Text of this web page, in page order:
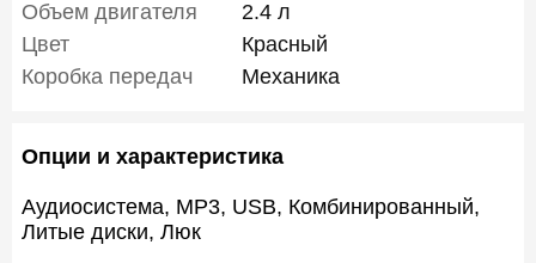
Объем двигателя
2.4 л
Цвет
Красный
Коробка передач
Механика
Опции и характеристика
Аудиосистема, MP3, USB, Комбинированный,
Литые диски, Люк